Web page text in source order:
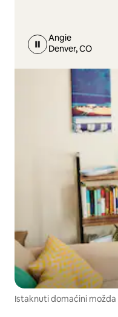
Angie
Denver, CO
Istaknuti domaćini možda